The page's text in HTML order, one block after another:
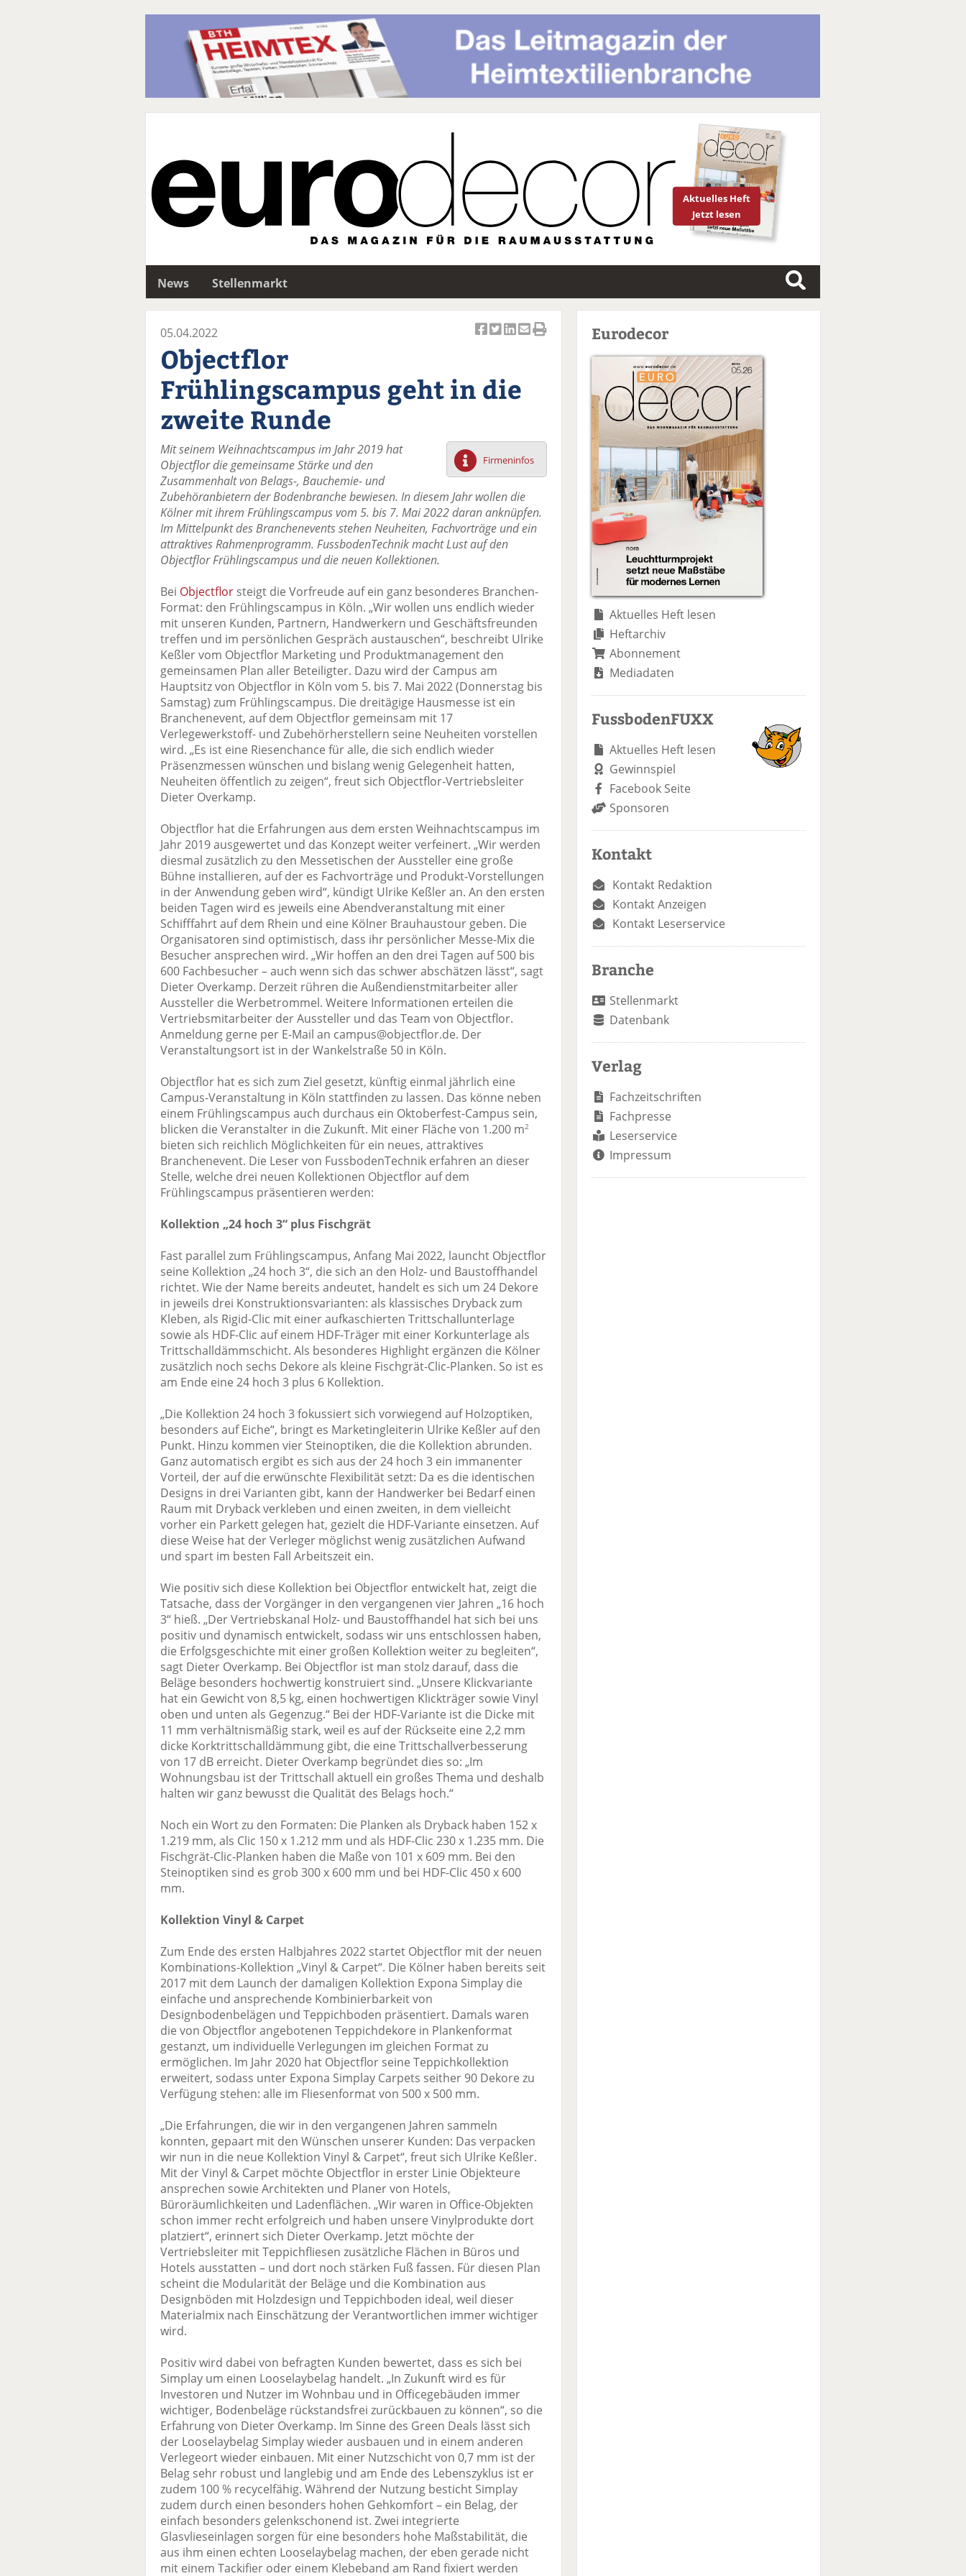
Aktuelles Heft
Jetzt lesen
News
Stellenmarkt
S
u
el
F
ac
e
o
o
k
te
n
k
el
tt
er
k
el
Li
n
di
n
te
il
el
E
m
v
er
se
n
ck
e
05.04.2022
Objectflor
Frühlingscampus geht in die
zweite Runde
Firmeninfos
Mit seinem Weihnachtscampus im Jahr 2019 hat
Objectflor die gemeinsame Stärke und den
Zusammenhalt von Belags-, Bauchemie- und
Zubehöranbietern der Bodenbranche bewiesen. In diesem Jahr wollen die
Kölner mit ihrem Frühlingscampus vom 5. bis 7. Mai 2022 daran anknüpfen.
Im Mittelpunkt des Branchenevents stehen Neuheiten, Fachvorträge und ein
attraktives Rahmenprogramm. FussbodenTechnik macht Lust auf den
Objectflor Frühlingscampus und die neuen Kollektionen.
Bei Objectflor steigt die Vorfreude auf ein ganz besonderes Branchen-
Format: den Frühlingscampus in Köln. „Wir wollen uns endlich wieder
mit unseren Kunden, Partnern, Handwerkern und Geschäftsfreunden
treffen und im persönlichen Gespräch austauschen“, beschreibt Ulrike
Keßler vom Objectflor Marketing und Produktmanagement den
gemeinsamen Plan aller Beteiligter. Dazu wird der Campus am
Hauptsitz von Objectflor in Köln vom 5. bis 7. Mai 2022 (Donnerstag bis
Samstag) zum Frühlingscampus. Die dreitägige Hausmesse ist ein
Branchenevent, auf dem Objectflor gemeinsam mit 17
Verlegewerkstoff- und Zubehörherstellern seine Neuheiten vorstellen
wird. „Es ist eine Riesenchance für alle, die sich endlich wieder
Präsenzmessen wünschen und bislang wenig Gelegenheit hatten,
Neuheiten öffentlich zu zeigen“, freut sich Objectflor-Vertriebsleiter
Dieter Overkamp.
Objectflor hat die Erfahrungen aus dem ersten Weihnachtscampus im
Jahr 2019 ausgewertet und das Konzept weiter verfeinert. „Wir werden
diesmal zusätzlich zu den Messetischen der Aussteller eine große
Bühne installieren, auf der es Fachvorträge und Produkt-Vorstellungen
in der Anwendung geben wird“, kündigt Ulrike Keßler an. An den ersten
beiden Tagen wird es jeweils eine Abendveranstaltung mit einer
Schifffahrt auf dem Rhein und eine Kölner Brauhaustour geben. Die
Organisatoren sind optimistisch, dass ihr persönlicher Messe-Mix die
Besucher ansprechen wird. „Wir hoffen an den drei Tagen auf 500 bis
600 Fachbesucher – auch wenn sich das schwer abschätzen lässt“, sagt
Dieter Overkamp. Derzeit rühren die Außendienstmitarbeiter aller
Aussteller die Werbetrommel. Weitere Informationen erteilen die
Vertriebsmitarbeiter der Aussteller und das Team von Objectflor.
Anmeldung gerne per E-Mail an campus@objectflor.de. Der
Veranstaltungsort ist in der Wankelstraße 50 in Köln.
Objectflor hat es sich zum Ziel gesetzt, künftig einmal jährlich eine
Campus-Veranstaltung in Köln stattfinden zu lassen. Das könne neben
einem Frühlingscampus auch durchaus ein Oktoberfest-Campus sein,
blicken die Veranstalter in die Zukunft. Mit einer Fläche von 1.200 m2
bieten sich reichlich Möglichkeiten für ein neues, attraktives
Branchenevent. Die Leser von FussbodenTechnik erfahren an dieser
Stelle, welche drei neuen Kollektionen Objectflor auf dem
Frühlingscampus präsentieren werden:
Kollektion „24 hoch 3“ plus Fischgrät
Fast parallel zum Frühlingscampus, Anfang Mai 2022, launcht Objectflor
seine Kollektion „24 hoch 3“, die sich an den Holz- und Baustoffhandel
richtet. Wie der Name bereits andeutet, handelt es sich um 24 Dekore
in jeweils drei Konstruktionsvarianten: als klassisches Dryback zum
Kleben, als Rigid-Clic mit einer aufkaschierten Trittschallunterlage
sowie als HDF-Clic auf einem HDF-Träger mit einer Korkunterlage als
Trittschalldämmschicht. Als besonderes Highlight ergänzen die Kölner
zusätzlich noch sechs Dekore als kleine Fischgrät-Clic-Planken. So ist es
am Ende eine 24 hoch 3 plus 6 Kollektion.
„Die Kollektion 24 hoch 3 fokussiert sich vorwiegend auf Holzoptiken,
besonders auf Eiche“, bringt es Marketingleiterin Ulrike Keßler auf den
Punkt. Hinzu kommen vier Steinoptiken, die die Kollektion abrunden.
Ganz automatisch ergibt es sich aus der 24 hoch 3 ein immanenter
Vorteil, der auf die erwünschte Flexibilität setzt: Da es die identischen
Designs in drei Varianten gibt, kann der Handwerker bei Bedarf einen
Raum mit Dryback verkleben und einen zweiten, in dem vielleicht
vorher ein Parkett gelegen hat, gezielt die HDF-Variante einsetzen. Auf
diese Weise hat der Verleger möglichst wenig zusätzlichen Aufwand
und spart im besten Fall Arbeitszeit ein.
Wie positiv sich diese Kollektion bei Objectflor entwickelt hat, zeigt die
Tatsache, dass der Vorgänger in den vergangenen vier Jahren „16 hoch
3“ hieß. „Der Vertriebskanal Holz- und Baustoffhandel hat sich bei uns
positiv und dynamisch entwickelt, sodass wir uns entschlossen haben,
die Erfolgsgeschichte mit einer großen Kollektion weiter zu begleiten“,
sagt Dieter Overkamp. Bei Objectflor ist man stolz darauf, dass die
Beläge besonders hochwertig konstruiert sind. „Unsere Klickvariante
hat ein Gewicht von 8,5 kg, einen hochwertigen Klickträger sowie Vinyl
oben und unten als Gegenzug.“ Bei der HDF-Variante ist die Dicke mit
11 mm verhältnismäßig stark, weil es auf der Rückseite eine 2,2 mm
dicke Korktrittschalldämmung gibt, die eine Trittschallverbesserung
von 17 dB erreicht. Dieter Overkamp begründet dies so: „Im
Wohnungsbau ist der Trittschall aktuell ein großes Thema und deshalb
halten wir ganz bewusst die Qualität des Belags hoch.“
Noch ein Wort zu den Formaten: Die Planken als Dryback haben 152 x
1.219 mm, als Clic 150 x 1.212 mm und als HDF-Clic 230 x 1.235 mm. Die
Fischgrät-Clic-Planken haben die Maße von 101 x 609 mm. Bei den
Steinoptiken sind es grob 300 x 600 mm und bei HDF-Clic 450 x 600
mm.
Kollektion Vinyl & Carpet
Zum Ende des ersten Halbjahres 2022 startet Objectflor mit der neuen
Kombinations-Kollektion „Vinyl & Carpet“. Die Kölner haben bereits seit
2017 mit dem Launch der damaligen Kollektion Expona Simplay die
einfache und ansprechende Kombinierbarkeit von
Designbodenbelägen und Teppichboden präsentiert. Damals waren
die von Objectflor angebotenen Teppichdekore in Plankenformat
gestanzt, um individuelle Verlegungen im gleichen Format zu
ermöglichen. Im Jahr 2020 hat Objectflor seine Teppichkollektion
erweitert, sodass unter Expona Simplay Carpets seither 90 Dekore zu
Verfügung stehen: alle im Fliesenformat von 500 x 500 mm.
„Die Erfahrungen, die wir in den vergangenen Jahren sammeln
konnten, gepaart mit den Wünschen unserer Kunden: Das verpacken
wir nun in die neue Kollektion Vinyl & Carpet“, freut sich Ulrike Keßler.
Mit der Vinyl & Carpet möchte Objectflor in erster Linie Objekteure
ansprechen sowie Architekten und Planer von Hotels,
Büroräumlichkeiten und Ladenflächen. „Wir waren in Office-Objekten
schon immer recht erfolgreich und haben unsere Vinylprodukte dort
platziert“, erinnert sich Dieter Overkamp. Jetzt möchte der
Vertriebsleiter mit Teppichfliesen zusätzliche Flächen in Büros und
Hotels ausstatten – und dort noch stärken Fuß fassen. Für diesen Plan
scheint die Modularität der Beläge und die Kombination aus
Designböden mit Holzdesign und Teppichboden ideal, weil dieser
Materialmix nach Einschätzung der Verantwortlichen immer wichtiger
wird.
Positiv wird dabei von befragten Kunden bewertet, dass es sich bei
Simplay um einen Looselaybelag handelt. „In Zukunft wird es für
Investoren und Nutzer im Wohnbau und in Officegebäuden immer
wichtiger, Bodenbeläge rückstandsfrei zurückbauen zu können“, so die
Erfahrung von Dieter Overkamp. Im Sinne des Green Deals lässt sich
der Looselaybelag Simplay wieder ausbauen und in einem anderen
Verlegeort wieder einbauen. Mit einer Nutzschicht von 0,7 mm ist der
Belag sehr robust und langlebig und am Ende des Lebenszyklus ist er
zudem 100 % recycelfähig. Während der Nutzung besticht Simplay
zudem durch einen besonders hohen Gehkomfort – ein Belag, der
einfach besonders gelenkschonend ist. Zwei integrierte
Glasvlieseinlagen sorgen für eine besonders hohe Maßstabilität, die
aus ihm einen echten Looselaybelag machen, der eben gerade nicht
mit einem Tackifier oder einem Klebeband am Rand fixiert werden
Eurodecor
Aktuelles Heft lesen
Heftarchiv
Abonnement
Mediadaten
FussbodenFUXX
Aktuelles Heft lesen
Gewinnspiel
Facebook Seite
Sponsoren
Kontakt
Kontakt Redaktion
Kontakt Anzeigen
Kontakt Leserservice
Branche
Stellenmarkt
Datenbank
Verlag
Fachzeitschriften
Fachpresse
Leserservice
Impressum